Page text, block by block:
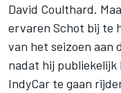
David Coulthard.
ervaren Schot bij te
van het seizoen aan
nadat hij publiekelijk
IndyCar te gaan